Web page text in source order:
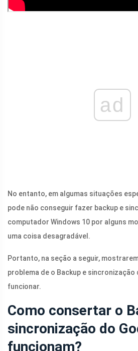
ad
No entanto, em algumas situações
pode não conseguir fazer backup e
computador Windows 10 por alguns
uma coisa desagradável.
Portanto, na seção a seguir,
problema de o Backup e sincronização
funcionar.
Como consertar o
sincronização do
funcionam?